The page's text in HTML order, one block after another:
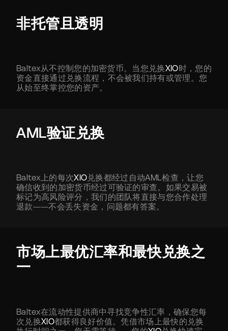
非托管且透明
Baltex从不控制您的加密货币。当您兑换XIO时，您的
资金直接通过兑换流程，不会被我们持有或管理。您
从始至终掌控您的资产。
AML验证兑换
Baltex上的每次XIO 兑换都经过自动AML检查，让您
确信收到的加密货币经过可验证的审查。如果交易被
标记为高风险评分，我们的团队将直接与您合作处理
退款——不会丢失资金，问题都有答案。
市场上最优汇率和最快兑换之
一
Baltex在流动性提供商中寻找竞争性汇率，确保您每
次兑换XIO都获得良好价值。凭借市场上最快的兑换